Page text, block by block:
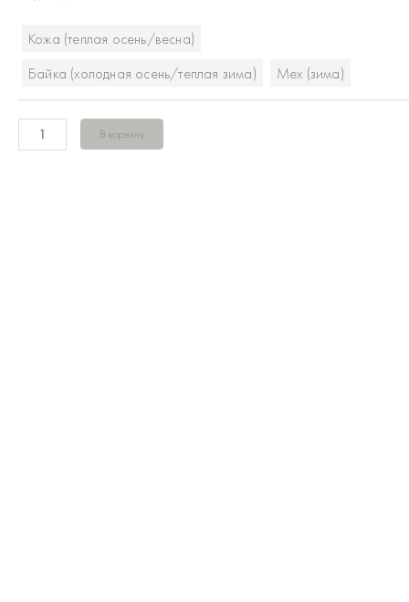
Кожа (теплая осень/весна)
Байка (холодная осень/теплая зима)
Мех (зима)
В корзину